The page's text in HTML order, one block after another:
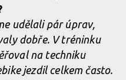
udělali pár úprav,
dobře. V tréninku
na techniku
jezdil celkem často.